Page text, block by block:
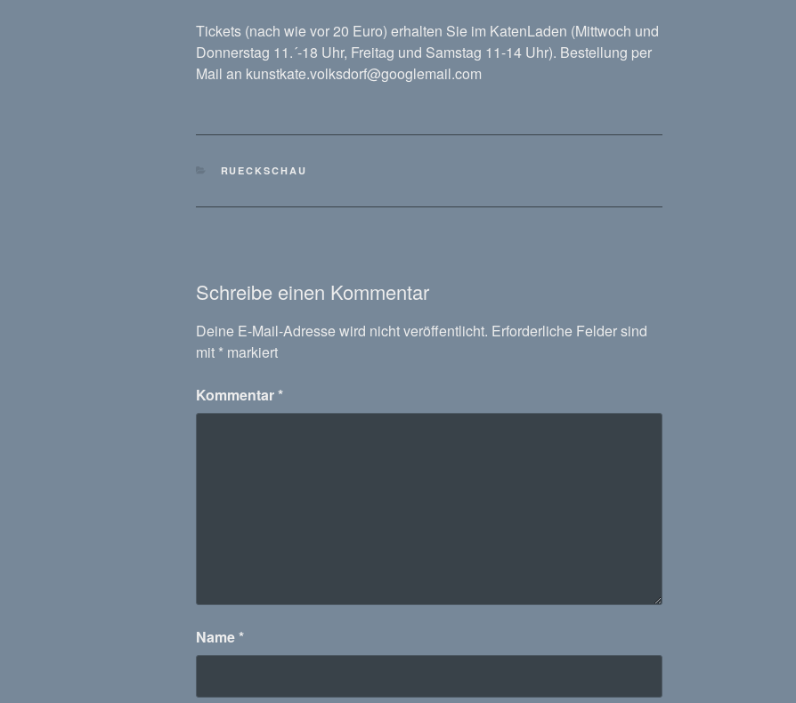
Tickets (nach wie vor 20 Euro) erhalten Sie im KatenLaden (Mittwoch und
Donnerstag 11.´-18 Uhr, Freitag und Samstag 11-14 Uhr). Bestellung per
Mail an kunstkate.volksdorf@googlemail.com
KATEGORIEN
RUECKSCHAU
Schreibe einen Kommentar
Deine E-Mail-Adresse wird nicht veröffentlicht. Erforderliche Felder sind
mit * markiert
Kommentar*
Name*